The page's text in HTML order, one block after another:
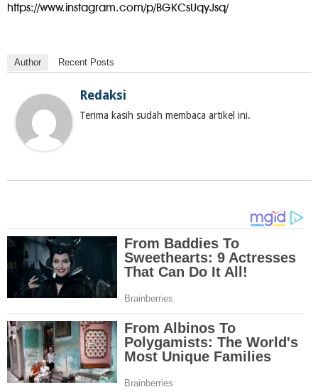
https://www.instagram.com/p/BGKCsUqyJsq/
Author Recent Posts
Redaksi
Terima kasih sudah membaca artikel ini.